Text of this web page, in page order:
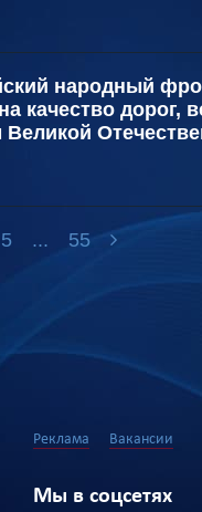
народный
качество дорог,
5 ... 55
Реклама Вакансии
Мы в соцсетях